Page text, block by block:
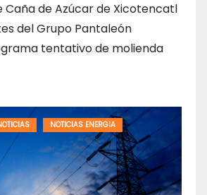
Caña de Azúcar de Xicotencatl
del Grupo Pantaleón
tentativo de molienda
NOTICIAS ENERGIA